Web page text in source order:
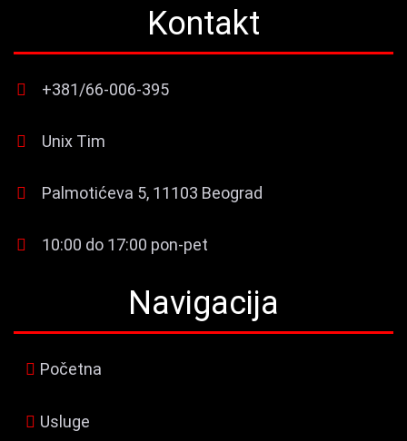
Kontakt
+381/66-006-395
Unix Tim
Palmotićeva 5, 11103 Beograd
10:00 do 17:00 pon-pet
Navigacija
Početna
Usluge